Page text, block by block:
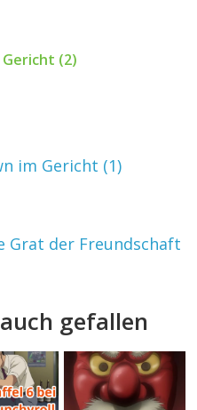
Gericht (2)
im Gericht (1)
Grat der Freundschaft
gefallen